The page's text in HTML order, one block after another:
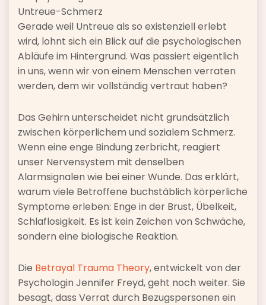
Untreue-Schmerz
Gerade weil Untreue als so existenziell erlebt
wird, lohnt sich ein Blick auf die psychologischen
Abläufe im Hintergrund. Was passiert eigentlich
in uns, wenn wir von einem Menschen verraten
werden, dem wir vollständig vertraut haben?
Das Gehirn unterscheidet nicht grundsätzlich
zwischen körperlichem und sozialem Schmerz.
Wenn eine enge Bindung zerbricht, reagiert
unser Nervensystem mit denselben
Alarmsignalen wie bei einer Wunde. Das erklärt,
warum viele Betroffene buchstäblich körperliche
Symptome erleben: Enge in der Brust, Übelkeit,
Schlaflosigkeit. Es ist kein Zeichen von Schwäche,
sondern eine biologische Reaktion.
Die Betrayal Trauma Theory, entwickelt von der
Psychologin Jennifer Freyd, geht noch weiter. Sie
besagt, dass Verrat durch Bezugspersonen ein